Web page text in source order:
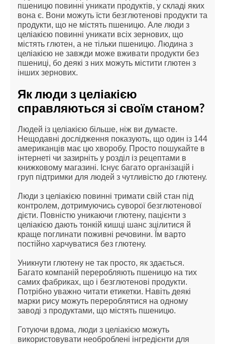
пшеницю повинні уникати продуктів, у складі яких
вона є. Вони можуть їсти безглютенові продукти та
продукти, що не містять пшеницю. Але люди з
целіакією повинні уникати всіх зернових, що
містять глютен, а не тільки пшеницю. Людина з
целіакією не завжди може вживати продукти без
пшениці, бо деякі з них можуть містити глютен з
інших зернових.
Як люди з целіакією
справляються зі своїм станом?
Людей із целіакією більше, ніж ви думаєте.
Нещодавні дослідження показують, що один із 144
американців має цю хворобу. Просто пошукайте в
інтернеті чи зазирніть у розділ із рецептами в
книжковому магазині. Існує багато організацій і
груп підтримки для людей з чутливістю до глютену.
Люди з целіакією повинні тримати свій стан під
контролем, дотримуючись суворої безглютенової
дієти. Повністю уникаючи глютену, пацієнти з
целіакією дають тонкій кишці шанс зцілитися й
краще поглинати поживні речовини. Їм варто
постійно харчуватися без глютену.
Уникнути глютену не так просто, як здається.
Багато компаній переробляють пшеницю на тих
самих фабриках, що і безглютенові продукти.
Потрібно уважно читати етикетки. Навіть деякі
марки рису можуть перероблятися на одному
заводі з продуктами, що містять пшеницю.
Готуючи вдома, люди з целіакією можуть
використовувати необроблені інгредієнти для